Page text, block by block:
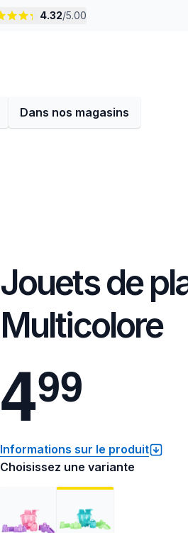
4.32/5.00
Dans nos magasins
Jouets de
Multicolore
499
Informations sur le produit
Choisissez une variante